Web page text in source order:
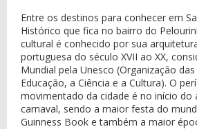
Entre os destinos para conhecer em
Histórico que fica no bairro do
cultural é conhecido por sua
portuguesa do século XVII ao XX,
Mundial pela Unesco (Organização
Educação, a Ciência e a Cultura). O
movimentado da cidade é no início do
carnaval, sendo a maior festa do
Guinness Book e também a maior